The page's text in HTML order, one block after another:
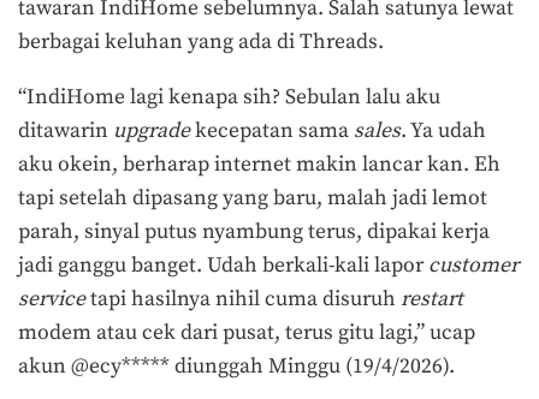
tawaran IndiHome sebelumnya. Salah satunya lewat
berbagai keluhan yang ada di Threads.
“IndiHome lagi kenapa sih? Sebulan lalu aku
ditawarin upgradekecepatan sama sales. Ya udah
aku okein, berharap internet makin lancar kan. Eh
tapi setelah dipasang yang baru, malah jadi lemot
parah, sinyal putus nyambung terus, dipakai kerja
jadi ganggu banget. Udah berkali-kali laporcustomer
servicetapi hasilnya nihil cuma disuruh restart
modem atau cek dari pusat, terus gitu lagi,” ucap
akun @ecy***** diunggah Minggu (19/4/2026).